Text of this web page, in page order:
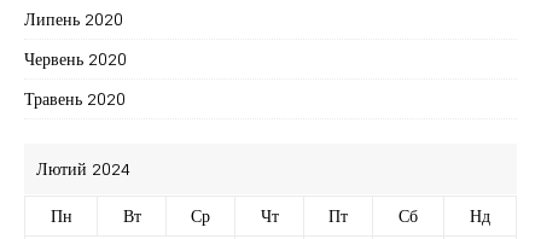
Липень 2020
Червень 2020
Травень 2020
Лютий 2024
Пн
Вт Ср Чт Пт Сб
Нд